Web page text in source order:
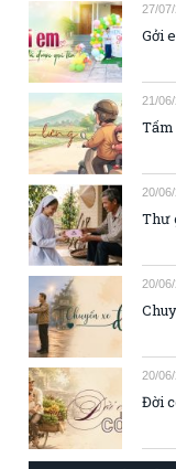
27/
Gởi
21/
20/
Thư
20/
20/
Đời